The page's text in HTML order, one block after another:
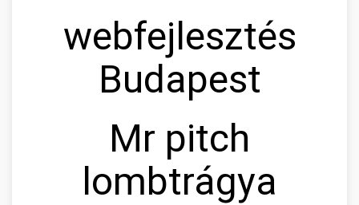
webfejlesztés
Budapest
Mr pitch
lombtrágya